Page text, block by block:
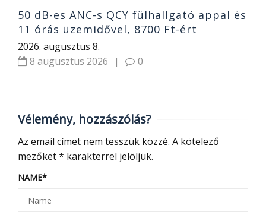
50 dB-es ANC-s QCY fülhallgató appal és
11 órás üzemidővel, 8700 Ft-ért
2026. augusztus 8.
8 augusztus 2026
| 0
Vélemény, hozzászólás?
Az email címet nem tesszük közzé. A kötelező
mezőket* karakterrel jelöljük.
NAME*